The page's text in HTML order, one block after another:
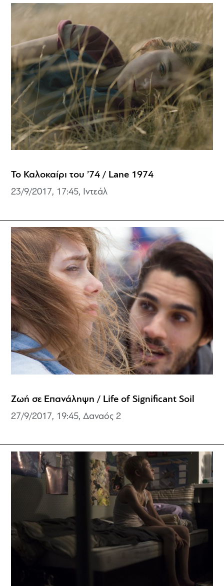
Το Καλοκαίρι του ’74 / Lane 1974
23/9/2017, 17:45, Ιντεάλ
Ζωή σε Επανάληψη / Life of Significant Soil
27/9/2017, 19:45,Δαναός 2